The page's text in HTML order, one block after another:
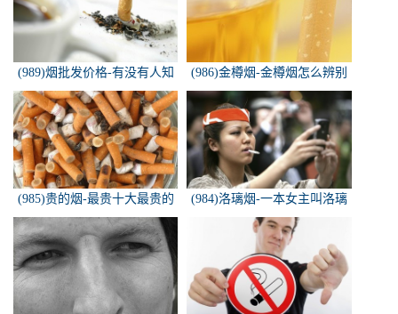
(989)烟批发价格-有没有人知
道，各种香烟批发价？
(986)金樽烟-金樽烟怎么辨别
真假
(985)贵的烟-最贵十大最贵的
香烟是什么
(984)洛璃烟-一本女主叫洛璃
烟的快穿小说，叫什么名字来
着？？？